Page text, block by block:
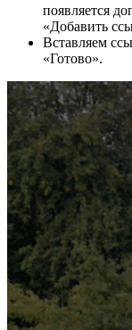
появляется
«Добавить
Вставляем
«Готово».